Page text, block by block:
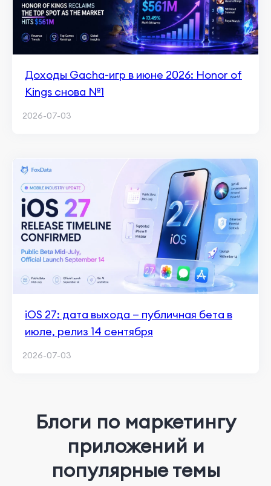
Доходы Gacha-игр в июне 2026: Honor of
Kings снова №1
2026-07-03
iOS 27: дата выхода — публичная бета в
июле, релиз 14 сентября
2026-07-03
Блоги по маркетингу
приложений и
популярные темы